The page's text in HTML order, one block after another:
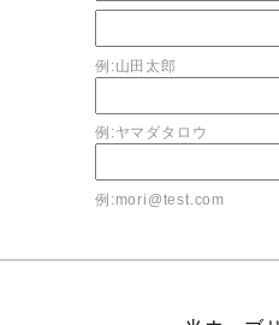
例:山田太郎
例:ヤマダタロウ
例:mori@test.com